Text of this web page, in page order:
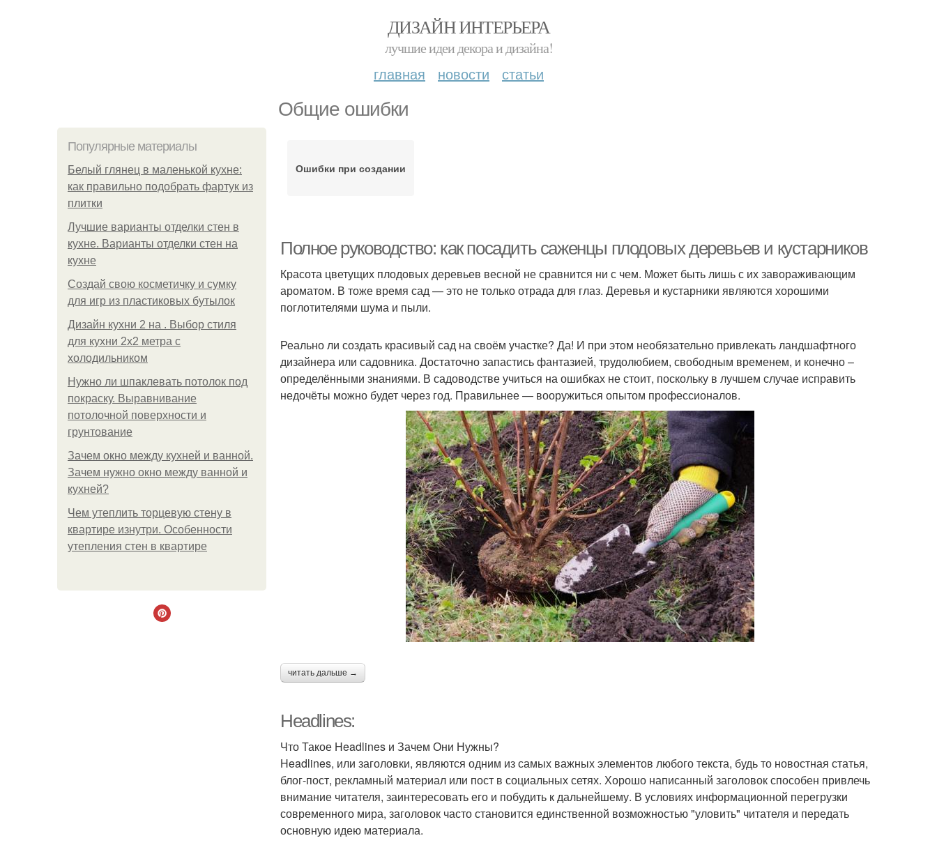
ДИЗАЙН ИНТЕРЬЕРА
лучшие идеи декора и дизайна!
главная новости статьи
Общие ошибки
Популярные материалы
Белый глянец в маленькой кухне:
как правильно подобрать фартук из
плитки
Лучшие варианты отделки стен в
кухне. Варианты отделки стен на
кухне
Создай свою косметичку и сумку
для игр из пластиковых бутылок
Дизайн кухни 2 на . Выбор стиля
для кухни 2х2 метра с
холодильником
Нужно ли шпаклевать потолок под
покраску. Выравнивание
потолочной поверхности и
грунтование
Зачем окно между кухней и ванной.
Зачем нужно окно между ванной и
кухней?
Чем утеплить торцевую стену в
квартире изнутри. Особенности
утепления стен в квартире
Ошибки при создании
Полное руководство: как посадить саженцы плодовых деревьев и кустарников
Красота цветущих плодовых деревьев весной не сравнится ни с чем. Может быть лишь с их завораживающим
ароматом. В тоже время сад — это не только отрада для глаз. Деревья и кустарники являются хорошими
поглотителями шума и пыли.
Реально ли создать красивый сад на своём участке? Да! И при этом необязательно привлекать ландшафтного
дизайнера или садовника. Достаточно запастись фантазией, трудолюбием, свободным временем, и конечно –
определёнными знаниями. В садоводстве учиться на ошибках не стоит, поскольку в лучшем случае исправить
недочёты можно будет через год. Правильнее — вооружиться опытом профессионалов.
читать дальше →
Headlines:
Что Такое Headlines и Зачем Они Нужны?
Headlines, или заголовки, являются одним из самых важных элементов любого текста, будь то новостная статья,
блог-пост, рекламный материал или пост в социальных сетях. Хорошо написанный заголовок способен привлечь
внимание читателя, заинтересовать его и побудить к дальнейшему. В условиях информационной перегрузки
современного мира, заголовок часто становится единственной возможностью "уловить" читателя и передать
основную идею материала.